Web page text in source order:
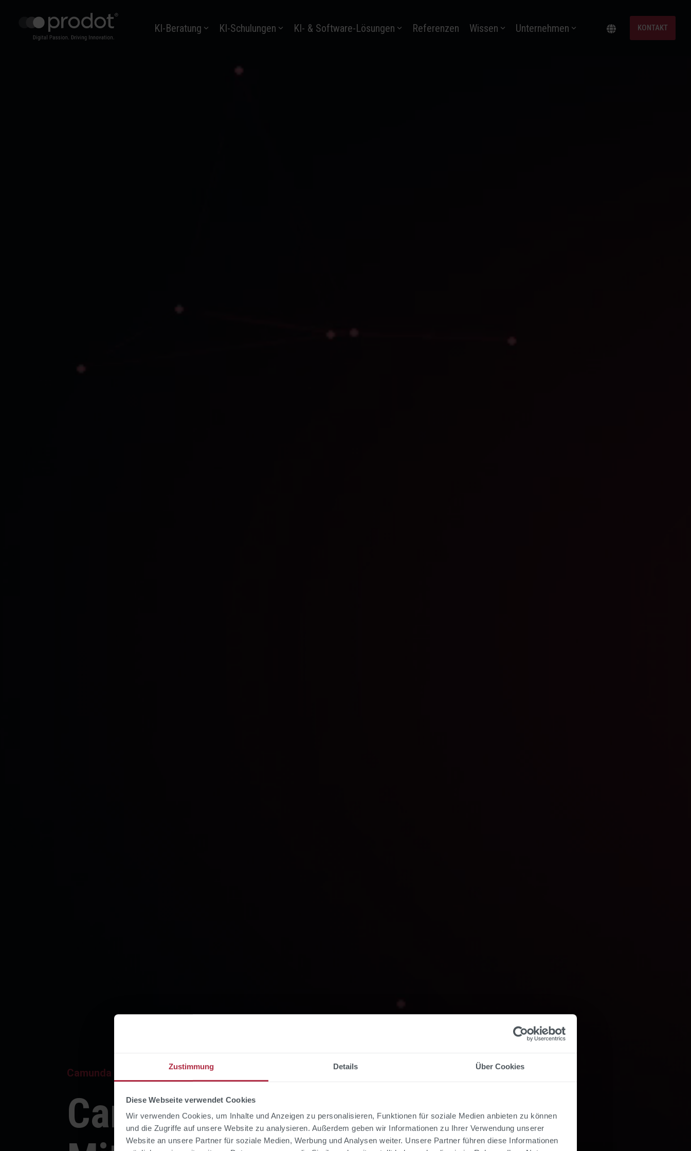
Zustimmung Details Über Cookies
Diese Webseite verwendet Cookies
Wir verwenden Cookies, um Inhalte und Anzeigen zu personalisieren, Funktionen für soziale Medien anbieten zu können
und die Zugriffe auf unsere Website zu analysieren. Außerdem geben wir Informationen zu Ihrer Verwendung unserer
Website an unsere Partner für soziale Medien, Werbung und Analysen weiter. Unsere Partner führen diese Informationen
Hauptinhalt
springen.
KI-Beratung KI-Schulungen KI- & Software-Lösungen Referenzen Wissen Unternehmen KONTAKT
Camunda | Beratung
Camunda-Beratung für